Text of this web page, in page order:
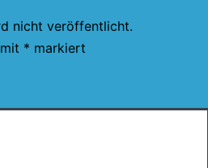
nicht veröffentlicht.
* markiert